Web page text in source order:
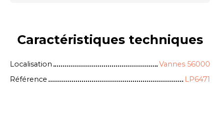
Caractéristiques techniques
Localisation
Vannes 56000
Référence
LP6471